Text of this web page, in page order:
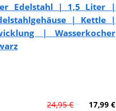
Edelstahl | 1,5 Liter |
| Kettle |
| Wasserkocher
17,99 €
24,95 €